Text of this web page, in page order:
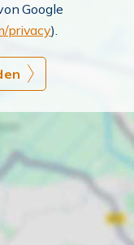
Google
privacy).